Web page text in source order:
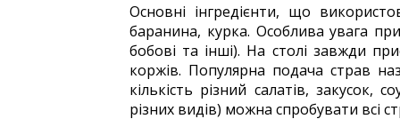
Основні інгредієнти, що
баранина, курка. Особлива увага
бобові та інші). На столі завжди
коржів. Популярна подача страв
кількість різний салатів,
різних видів) можна спробувати всі